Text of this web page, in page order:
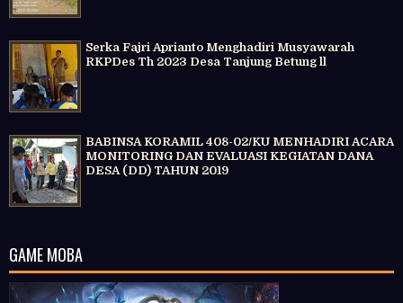
Serka Fajri Aprianto Menghadiri Musyawarah
RKPDes Th 2023 Desa Tanjung Betung ll
BABINSA KORAMIL 408-02/KU MENHADIRI ACARA
MONITORING DAN EVALUASI KEGIATAN DANA
DESA (DD) TAHUN 2019
GAME MOBA